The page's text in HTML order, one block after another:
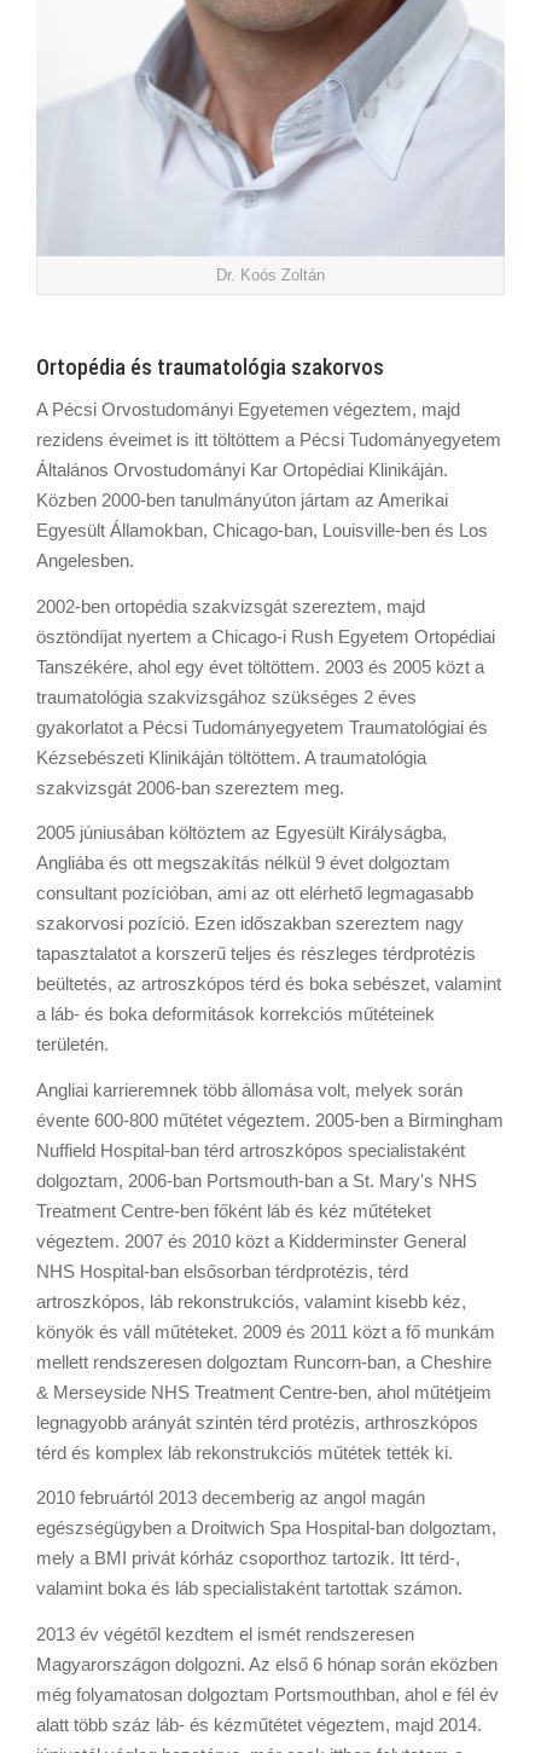
Dr. Koós Zoltán
Ortopédia és traumatológia szakorvos
A Pécsi Orvostudományi Egyetemen végeztem, majd
rezidens éveimet is itt töltöttem a Pécsi Tudományegyetem
Általános Orvostudományi Kar Ortopédiai Klinikáján.
Közben 2000-ben tanulmányúton jártam az Amerikai
Egyesült Államokban, Chicago-ban, Louisville-ben és Los
Angelesben.
2002-ben ortopédia szakvizsgát szereztem, majd
ösztöndíjat nyertem a Chicago-i Rush Egyetem Ortopédiai
Tanszékére, ahol egy évet töltöttem. 2003 és 2005 közt a
traumatológia szakvizsgához szükséges 2 éves
gyakorlatot a Pécsi Tudományegyetem Traumatológiai és
Kézsebészeti Klinikáján töltöttem. A traumatológia
szakvizsgát 2006-ban szereztem meg.
2005 júniusában költöztem az Egyesült Királyságba,
Angliába és ott megszakítás nélkül 9 évet dolgoztam
consultant pozícióban, ami az ott elérhető legmagasabb
szakorvosi pozíció. Ezen időszakban szereztem nagy
tapasztalatot a korszerű teljes és részleges térdprotézis
beültetés, az artroszkópos térd és boka sebészet, valamint
a láb- és boka deformitások korrekciós műtéteinek
területén.
Angliai karrieremnek több állomása volt, melyek során
évente 600-800 műtétet végeztem. 2005-ben a Birmingham
Nuffield Hospital-ban térd artroszkópos specialistaként
dolgoztam, 2006-ban Portsmouth-ban a St. Mary's NHS
Treatment Centre-ben főként láb és kéz műtéteket
végeztem. 2007 és 2010 közt a Kidderminster General
NHS Hospital-ban elsősorban térdprotézis, térd
artroszkópos, láb rekonstrukciós, valamint kisebb kéz,
könyök és váll műtéteket. 2009 és 2011 közt a fő munkám
mellett rendszeresen dolgoztam Runcorn-ban, a Cheshire
& Merseyside NHS Treatment Centre-ben, ahol műtétjeim
legnagyobb arányát szintén térd protézis, arthroszkópos
térd és komplex láb rekonstrukciós műtétek tették ki.
2010 februártól 2013 decemberig az angol magán
egészségügyben a Droitwich Spa Hospital-ban dolgoztam,
mely a BMI privát kórház csoporthoz tartozik. Itt térd-,
valamint boka és láb specialistaként tartottak számon.
2013 év végétől kezdtem el ismét rendszeresen
Magyarországon dolgozni. Az első 6 hónap során eközben
még folyamatosan dolgoztam Portsmouthban, ahol e fél év
alatt több száz láb- és kézműtétet végeztem, majd 2014.